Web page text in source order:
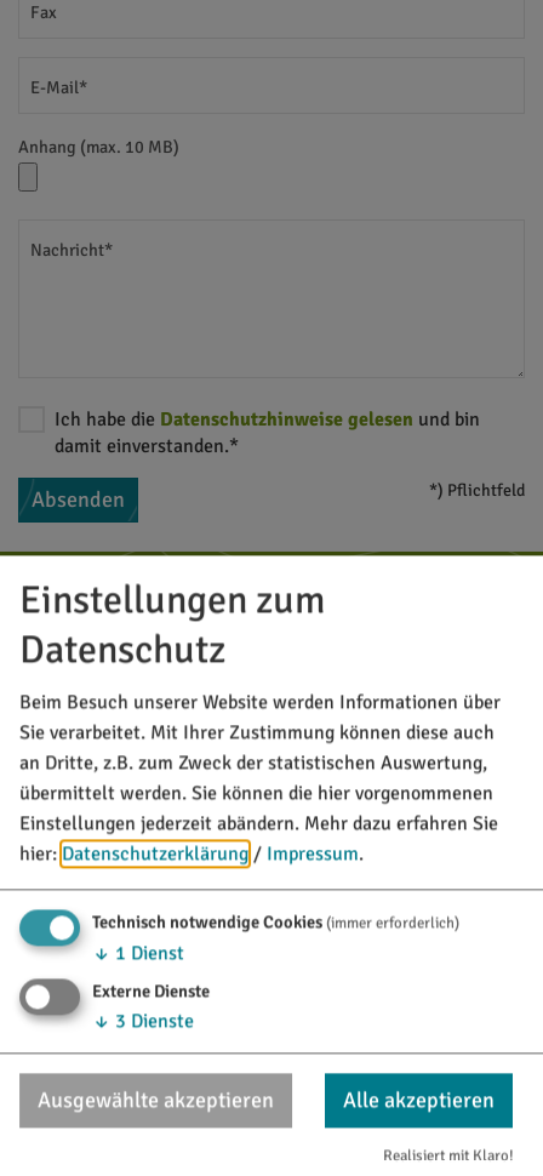
Fax
E-Mail*
Anhang (max. 10 MB)
Nachricht*
Ich habe die Datenschutzhinweise gelesen und bin
damit einverstanden.*
Absenden *) Pflichtfeld
MARKT TITTING
Rathausplatz 1
85135 Titting
08423/9921-0
info@titting.de
TOURISTINFO
Marktstraße 21
85135 Titting
tourismus@titting.de
Einstellungen zum
Datenschutz
Beim Besuch unserer Website werden Informationen über
Sie verarbeitet. Mit Ihrer Zustimmung können diese auch
an Dritte, z.B. zum Zweck der statistischen Auswertung,
übermittelt werden. Sie können die hier vorgenommenen
Einstellungen jederzeit abändern. Mehr dazu erfahren Sie
hier: Datenschutzerklärung / Impressum.
Technisch notwendige Cookies(immer erforderlich)
↓ 1 Dienst
Externe Dienste
↓ 3 Dienste
Ausgewählte akzeptieren Alle akzeptieren
Realisiert mit Klaro!